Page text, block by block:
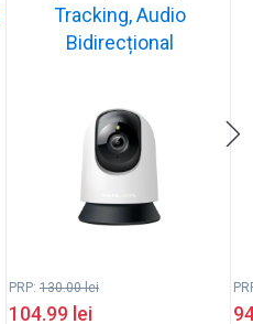
Tracking, Audio
Bidirecțional
PRP: 130.00lei
104.99 lei